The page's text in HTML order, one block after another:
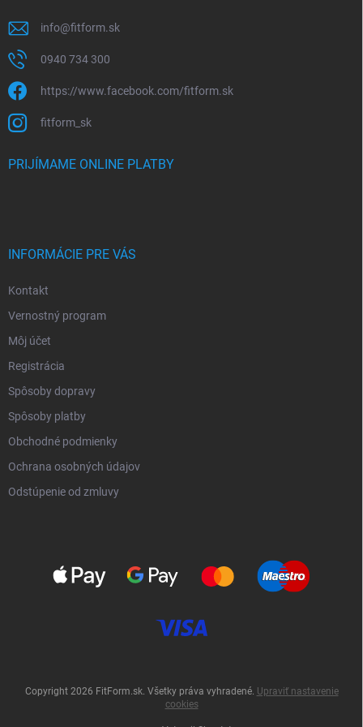
info@fitform.sk
0940 734 300
https://www.facebook.com/fitform.sk
fitform_sk
PRIJÍMAME ONLINE PLATBY
INFORMÁCIE PRE VÁS
Kontakt
Vernostný program
Môj účet
Registrácia
Spôsoby dopravy
Spôsoby platby
Obchodné podmienky
Ochrana osobných údajov
Odstúpenie od zmluvy
Copyright 2026 FitForm.sk. Všetky práva vyhradené. Upraviť nastavenie
cookies